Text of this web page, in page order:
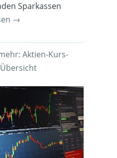
Sparkassen
→
Aktien-Kurs-